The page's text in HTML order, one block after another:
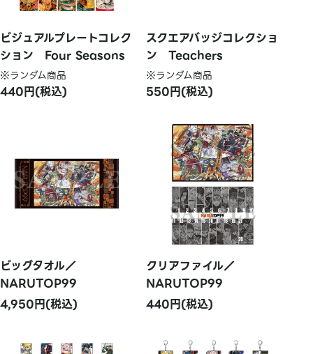
ビジュアルプレートコレク
ション Four Seasons
※ランダム商品
440円(税込)
スクエアバッジコレクショ
ン Teachers
※ランダム商品
550円(税込)
ビッグタオル／
NARUTOP99
4,950円(税込)
クリアファイル／
NARUTOP99
440円(税込)